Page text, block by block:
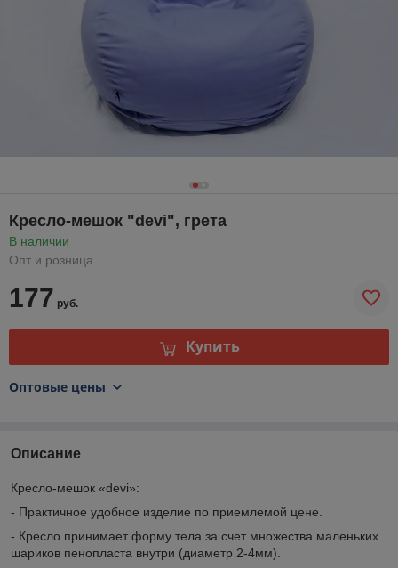
Кресло-мешок "devi", грета
В наличии
Опт и розница
177 руб.
Купить
Оптовые цены
Описание
Кресло-мешок «devi»:
- Практичное удобное изделие по приемлемой цене.
- Кресло принимает форму тела за счет множества маленьких
шариков пенопласта внутри (диаметр 2-4мм).